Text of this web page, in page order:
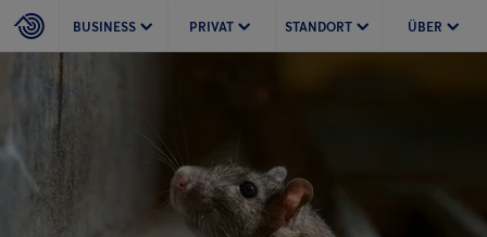
BUSINESS PRIVAT STANDORT ÜBER